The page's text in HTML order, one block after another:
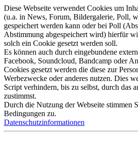
Diese Webseite verwendet Cookies um
(u.a. in News, Forum, Bildergalerie, Poll,
gespeichert werden kann oder bei Poll
Abstimmung abgespeichert wird) hierfür
solch ein Cookie gesetzt werden soll.
Es können auch durch eingebundene
Facebook, Soundcloud, Bandcamp oder
Cookies gesetzt werden die diese zur
Werbezwecke oder anderes nutzen. Dies
Script verhindern, bis zu selbst, durch das
zustimmst.
Durch die Nutzung der Webseite stimmen
Bedingungen zu.
Datenschutzinformationen